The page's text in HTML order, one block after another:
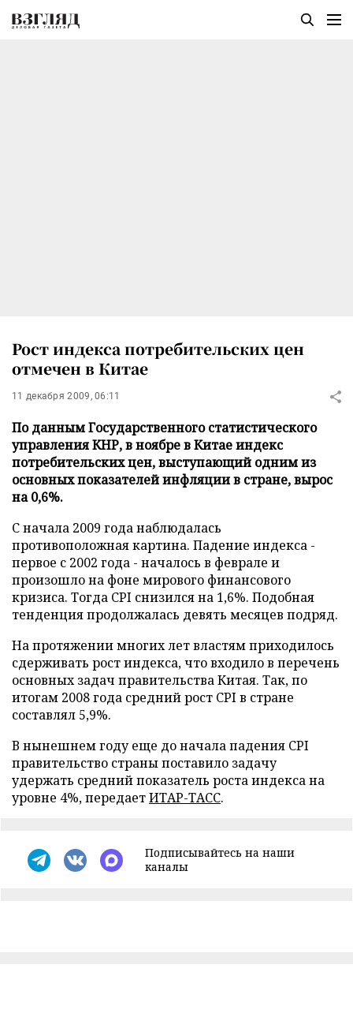
Рост индекса потребительских цен
отмечен в Китае
11 декабря 2009, 06:11
По данным Государственного статистического
управления КНР, в ноябре в Китае индекс
потребительских цен, выступающий одним из
основных показателей инфляции в стране, вырос
на 0,6%.
С начала 2009 года наблюдалась
противоположная картина. Падение индекса -
первое с 2002 года - началось в феврале и
произошло на фоне мирового финансового
кризиса. Тогда CPI снизился на 1,6%. Подобная
тенденция продолжалась девять месяцев подряд.
На протяжении многих лет властям приходилось
сдерживать рост индекса, что входило в перечень
основных задач правительства Китая. Так, по
итогам 2008 года средний рост CPI в стране
составлял 5,9%.
В нынешнем году еще до начала падения CPI
правительство страны поставило задачу
удержать средний показатель роста индекса на
уровне 4%, передаетИТАР-ТАСС.
Подписывайтесь на наши
каналы